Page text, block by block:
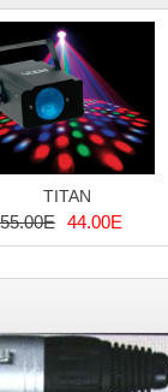
Déco Light
Effets LASERS
Laser Multi-Points
(Effets Volumetriques)
D'extérieur Multi-Points
Centre De
Lumineux, Effets
TITAN
55.00E 44.00E